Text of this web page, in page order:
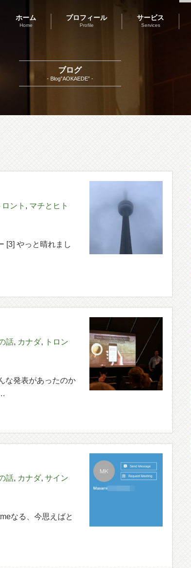
ホーム
Home
プロフィール
Profile
サービス
Services
ブログ
- Blog”AOKAEDE” -
ロント , マチとヒト
[3] やっと晴れまし
話, カナダ,
トロン
な発表があったのか
話, カナダ, サイン
なる、今思えばと